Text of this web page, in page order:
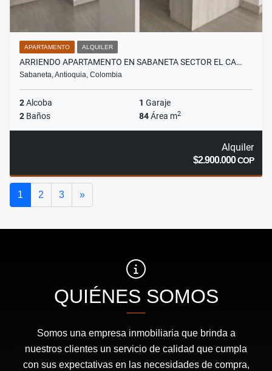
APARTAMENTO ALQUILER
ARRIENDO APARTAMENTO EN SABANETA SECTOR EL CA…
Sabaneta, Antioquia, Colombia
2Alcoba 1 Garaje
2 Baños 84Área m2
Alquiler
$2.900.000COP
1 2 3 »Siguiente
QUIÉNES SOMOS
Somos una empresa inmobiliaria que brinda a
nuestros clientes un servicio de calidad que cumpla
con sus expectativas en las necesidades de compra,